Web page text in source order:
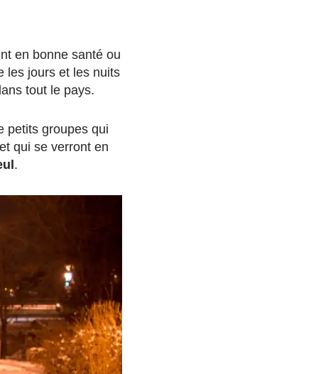
en bonne santé ou
les jours et les nuits
tout le pays.
petits groupes qui
qui se verront en
.